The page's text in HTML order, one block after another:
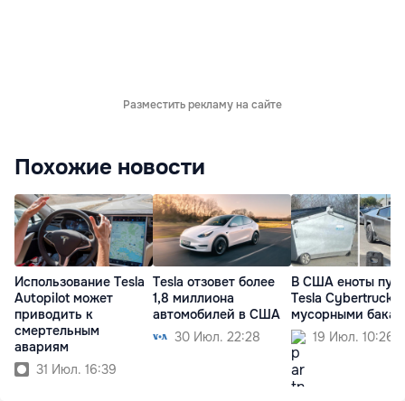
Разместить рекламу на сайте
Похожие новости
Использование Tesla
Autopilot может
приводить к
смертельным
авариям
31 Июл. 16:39
Tesla отзовет более
1,8 миллиона
автомобилей в США
30 Июл. 22:28
В США еноты
Tesla Cybertruck с
мусорными
19 Июл. 10:26